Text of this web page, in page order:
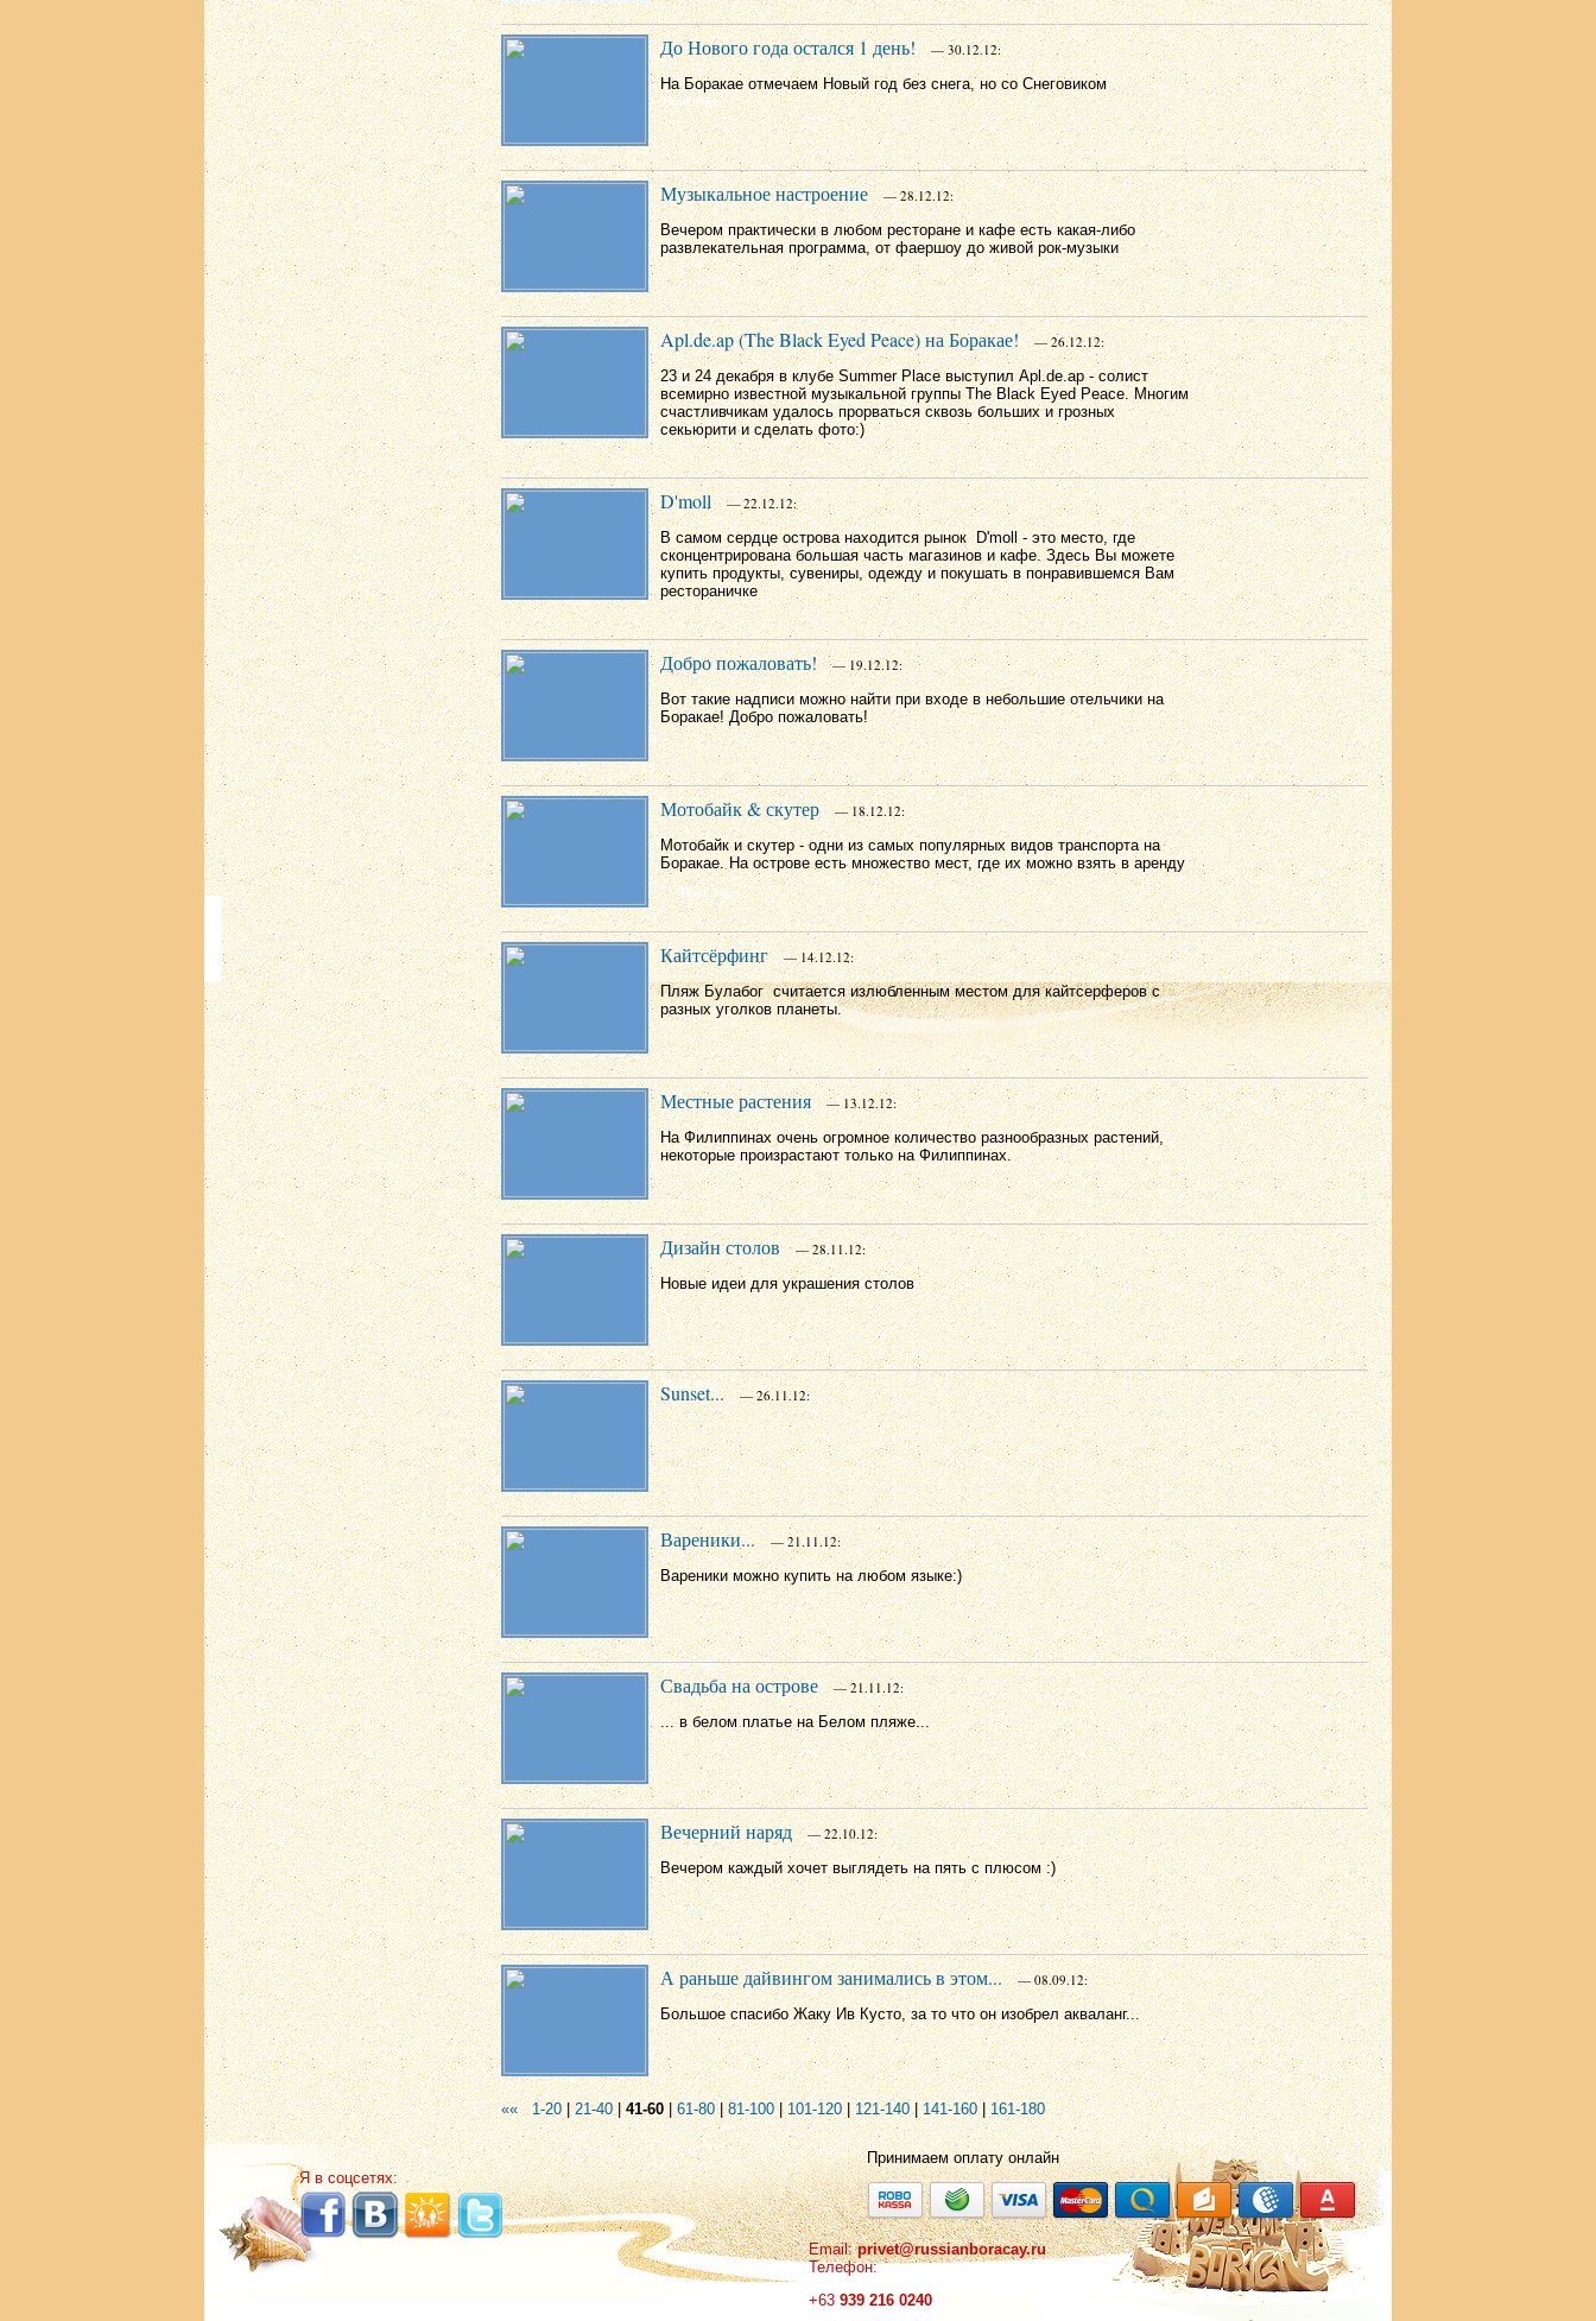
До Нового года остался 1 день!
— 30.12.12:
На Боракае отмечаем Новый год без снега, но со Снеговиком
Музыкальное настроение
— 28.12.12:
Вечером практически в любом ресторане и кафе есть какая-либо
развлекательная программа, от фаершоу до живой рок-музыки
Apl.de.ap (The Black Eyed Peace) на Боракае!
— 26.12.12:
23 и 24 декабря в клубе Summer Place выступил Apl.de.ap - солист
всемирно известной музыкальной группы The Black Eyed Peace. Многим
счастливчикам удалось прорваться сквозь больших и грозных
секьюрити и сделать фото:)
D'moll
— 22.12.12:
В самом сердце острова находится рынок D'moll - это место, где
сконцентрирована большая часть магазинов и кафе. Здесь Вы можете
купить продукты, сувениры, одежду и покушать в понравившемся Вам
рестораничке
Добро пожаловать!
— 19.12.12:
Вот такие надписи можно найти при входе в небольшие отельчики на
Боракае! Добро пожаловать!
Мотобайк & скутер
— 18.12.12:
Мотобайк и скутер - одни из самых популярных видов транспорта на
Боракае. На острове есть множество мест, где их можно взять в аренду
Кайтсёрфинг
— 14.12.12:
Пляж Булабог считается излюбленным местом для кайтсерферов с
разных уголков планеты.
Местные растения
— 13.12.12:
На Филиппинах очень огромное количество разнообразных растений,
некоторые произрастают только на Филиппинах.
Дизайн столов
— 28.11.12:
Новые идеи для украшения столов
Sunset... — 26.11.12:
Вареники...
— 21.11.12:
Вареники можно купить на любом языке:)
Свадьба на острове
— 21.11.12:
... в белом платье на Белом пляже...
Вечерний наряд
— 22.10.12:
Вечером каждый хочет выглядеть на пять с плюсом :)
А раньше дайвингом занимались в этом...
— 08.09.12:
Большое спасибо Жаку Ив Кусто, за то что он изобрел акваланг...
«« 1-20|21-40|41-60|61-80|81-100|101-120|121-140|141-160|161-180
Принимаем оплату онлайн
Я в соцсетях:
Email:privet@russianboracay.ru
Телефон:
+63 939 216 0240